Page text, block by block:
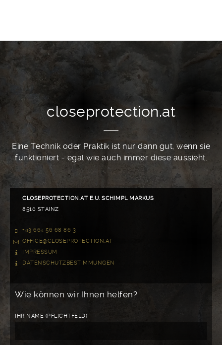
closeprotection.at
Eine Technik oder Praktik ist nur dann gut, wenn sie
funktioniert - egal wie auch immer diese aussieht.
CLOSEPROTECTION.AT E.U. SCHIMPL MARKUS
8510 STAINZ
+43 664 56 68 86 3
OFFICE@CLOSEPROTECTION.AT
IMPRESSUM
DATENSCHUTZBESTIMMUNGEN
Wie können wir Ihnen helfen?
IHR NAME (PFLICHTFELD)